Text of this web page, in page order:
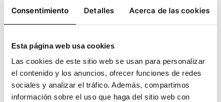
Consentimiento Detalles Acerca de las cookies
Esta página web usa cookies
Las cookies de este sitio web se usan para personalizar
el contenido y los anuncios, ofrecer funciones de redes
sociales y analizar el tráfico. Además, compartimos
información sobre el uso que haga del sitio web con
tipografía ONCE_CBE_braille_6se prepara
el arte final para imprenta con braille:
de “BRAILLE” que se debe situar por
encima de la capa “CMYK” que alberga el
diseño gráfico.